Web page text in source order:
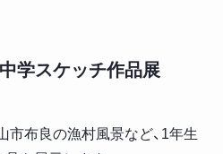
学スケッチ作品展
市布良の漁村風景など、1年生